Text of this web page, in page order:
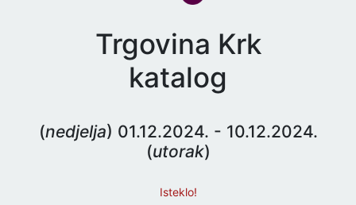
Trgovina Krk
katalog
(nedjelja) 01.12.2024. - 10.12.2024.
(utorak)
Isteklo!